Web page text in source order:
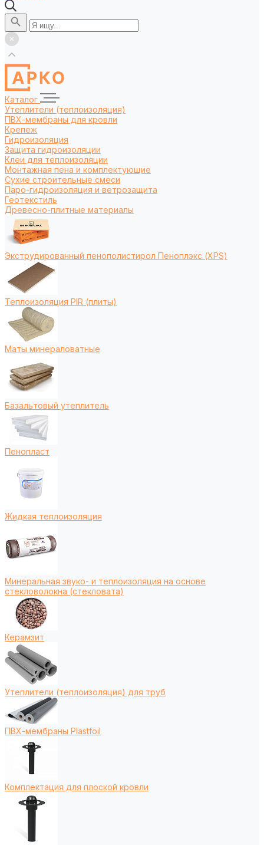
Каталог
Утеплители (теплоизоляция)
ПВХ-мембраны для кровли
Крепеж
Гидроизоляция
Защита гидроизоляции
Клеи для теплоизоляции
Монтажная пена и комплектующие
Сухие строительные смеси
Паро-гидроизоляция и ветрозащита
Геотекстиль
Древесно-плитные материалы
Экструдированный пенополистирол Пеноплэкс (XPS)
Теплоизоляция PIR (плиты)
Маты минераловатные
Базальтовый утеплитель
Пенопласт
Жидкая теплоизоляция
Минеральная звуко- и теплоизоляция на основе
стекловолокна (стекловата)
Керамзит
Утеплители (теплоизоляция) для труб
ПВХ-мембраны Plastfoil
Комплектация для плоской кровли